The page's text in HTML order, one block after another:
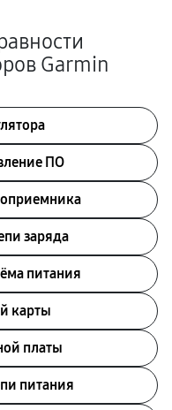
Garmin
ПО
заряда
питания
карты
платы
питания